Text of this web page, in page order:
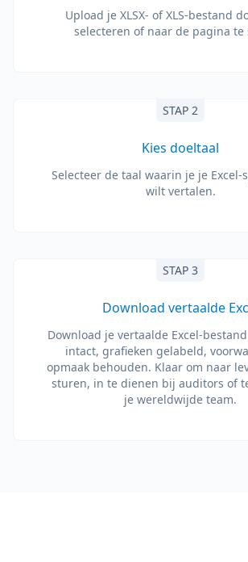
Upload je XLSX- of XLS-bestand
selecteren of naar de pagina te
STAP 2
Kies doeltaal
Selecteer de taal waarin je je Excel-
wilt vertalen.
STAP 3
Download vertaalde
Download je vertaalde Excel-
intact, grafieken gelabeld,
opmaak behouden. Klaar om naar
sturen, in te dienen bij auditors of
je wereldwijde team.